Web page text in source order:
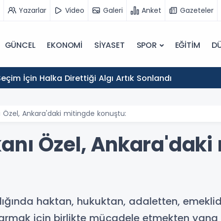
Yazarlar Video Galeri Anket Gazeteler
GÜNCEL EKONOMİ SİYASET SPOR EĞİTİM
İçin Halka Direttiği Algı Artık Sonlandı
Özel, Ankara'daki mitingde konuştu:
Özel,
haktan, hukuktan, adaletten,
için birlikte mücadele etmekten yana